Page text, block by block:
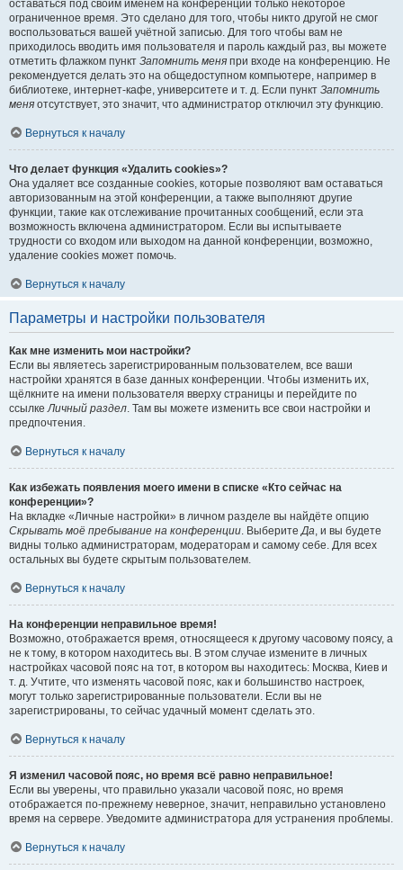
оставаться под своим именем на конференции только некоторое
ограниченное время. Это сделано для того, чтобы никто другой не смог
воспользоваться вашей учётной записью. Для того чтобы вам не
приходилось вводить имя пользователя и пароль каждый раз, вы можете
отметить флажком пункт Запомнить меня при входе на конференцию. Не
рекомендуется делать это на общедоступном компьютере, например в
библиотеке, интернет-кафе, университете и т. д. Если пункт Запомнить
меня отсутствует, это значит, что администратор отключил эту функцию.
Вернуться к началу
Что делает функция «Удалить cookies»?
Она удаляет все созданные cookies, которые позволяют вам оставаться
авторизованным на этой конференции, а также выполняют другие
функции, такие как отслеживание прочитанных сообщений, если эта
возможность включена администратором. Если вы испытываете
трудности со входом или выходом на данной конференции, возможно,
удаление cookies может помочь.
Вернуться к началу
Параметры и настройки пользователя
Как мне изменить мои настройки?
Если вы являетесь зарегистрированным пользователем, все ваши
настройки хранятся в базе данных конференции. Чтобы изменить их,
щёлкните на имени пользователя вверху страницы и перейдите по
ссылкеЛичный раздел. Там вы можете изменить все свои настройки и
предпочтения.
Вернуться к началу
Как избежать появления моего имени в списке «Кто сейчас на
конференции»?
На вкладке «Личные настройки» в личном разделе вы найдёте опцию
Скрывать моё пребывание на конференции. ВыберитеДа, и вы будете
видны только администраторам, модераторам и самому себе. Для всех
остальных вы будете скрытым пользователем.
Вернуться к началу
На конференции неправильное время!
Возможно, отображается время, относящееся к другому часовому поясу, а
не к тому, в котором находитесь вы. В этом случае измените в личных
настройках часовой пояс на тот, в котором вы находитесь: Москва, Киев и
т. д. Учтите, что изменять часовой пояс, как и большинство настроек,
могут только зарегистрированные пользователи. Если вы не
зарегистрированы, то сейчас удачный момент сделать это.
Вернуться к началу
Я изменил часовой пояс, но время всё равно неправильное!
Если вы уверены, что правильно указали часовой пояс, но время
отображается по-прежнему неверное, значит, неправильно установлено
время на сервере. Уведомите администратора для устранения проблемы.
Вернуться к началу